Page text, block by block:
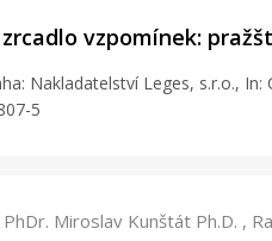
vzpomínek:
Nakladatelství Leges, s.r.o.,
5
PhDr. Miroslav Kunštát Ph.D. ,